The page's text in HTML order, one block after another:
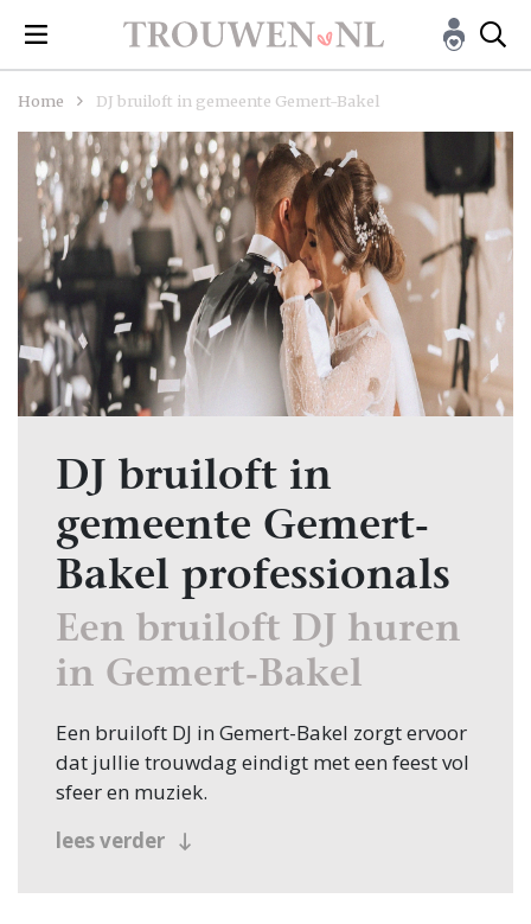
Home DJ bruiloft in gemeente Gemert-Bakel
DJ bruiloft in
gemeente Gemert-
Bakel professionals
Een bruiloft DJ huren
in Gemert-Bakel
Een bruiloft DJ in Gemert-Bakel zorgt ervoor
dat jullie trouwdag eindigt met een feest vol
sfeer en muziek.
Na een dag vol bijzondere momenten is het
lees verder